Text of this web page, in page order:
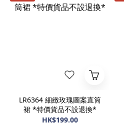
LR6364 細緻玫瑰圖案直筒
裙 *特價貨品不設退換*
HK$199.00